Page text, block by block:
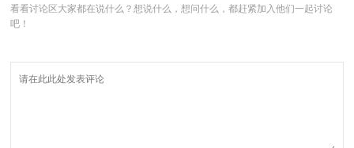
看看讨论区大家都在说什么？想说什么，想问什么，都赶紧加入他们一起讨论
吧！